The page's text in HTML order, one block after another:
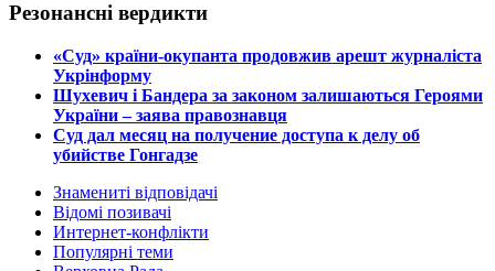
Резонансні вердикти
​«Суд» країни-окупанта продовжив арешт журналіста
Укрінформу
Шухевич і Бандера за законом залишаються Героями
України – заява правознавця
Суд дал месяц на получение доступа к делу об
убийстве Гонгадзе
Знамениті відповідачі
Відомі позивачі
Интернет-конфлікти
Популярні теми